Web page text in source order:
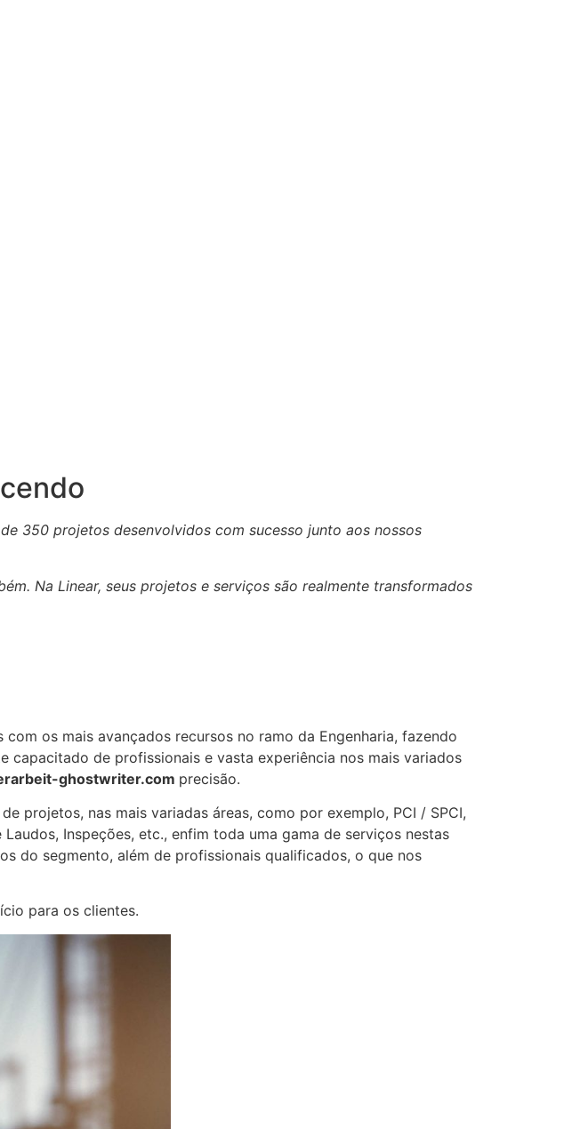
350 projetos desenvolvidos com sucesso junto aos nossos
Na Linear, seus projetos e serviços são realmente transformados
os mais avançados recursos no ramo da Engenharia, fazendo
capacitado de profissionais e vasta experiência nos mais variados
ghostwriter.com precisão.
projetos, nas mais variadas áreas, como por exemplo, PCI / SPCI,
Inspeções, etc., enfim toda uma gama de serviços nestas
do segmento, além de profissionais qualificados, o que nos
para os clientes.